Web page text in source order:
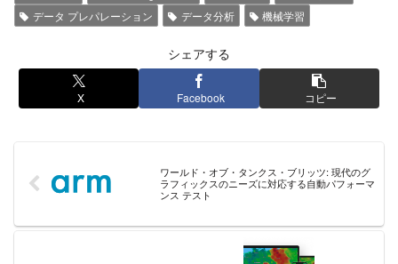
データ プレパレーション
データ分析 機械学習
シェアする
X Facebook コピー
ワールド・オブ・タンクス・ブリッツ: 現代のグ
ラフィックスのニーズに対応する自動パフォーマ
ンス テスト